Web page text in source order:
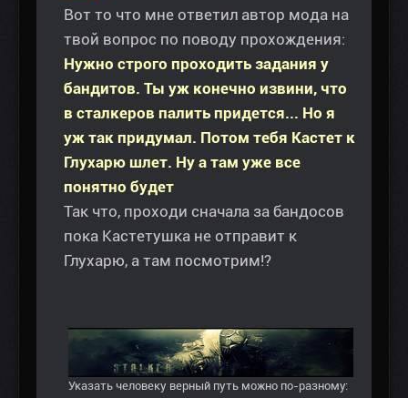
Вот то что мне ответил автор мода на
твой вопрос по поводу прохождения:
Нужно строго проходить задания у
бандитов. Ты уж конечно извини, что
в сталкеров палить придется... Но я
уж так придумал. Потом тебя Кастет к
Глухарю шлет. Ну а там уже все
понятно будет
Так что, проходи сначала за бандосов
пока Кастетушка не отправит к
Глухарю, а там посмотрим!?
Указать человеку верный путь можно по-разному: